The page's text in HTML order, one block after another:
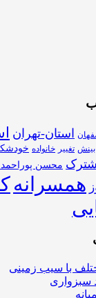
استان-تهران
بینش تغییر خانواده
محسن
همسرانه
سبزواری